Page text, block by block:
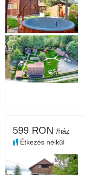
599 RON /ház
Étkezés nélkül